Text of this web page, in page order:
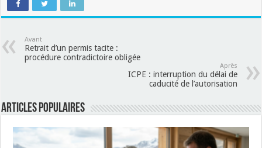
Avant
Retrait d’un permis tacite :
procédure contradictoire obligée
Après
ICPE : interruption du délai de
caducité de l’autorisation
Articles populaires